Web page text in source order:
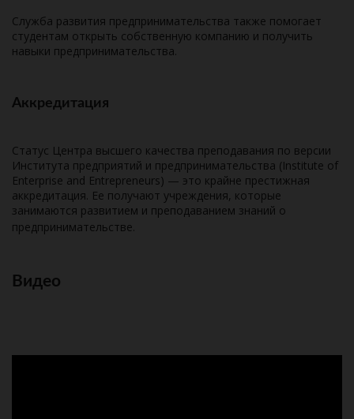
Служба развития предпринимательства также помогает
студентам открыть собственную компанию и получить
навыки предпринимательства.
Аккредитация
Статус Центра высшего качества преподавания по версии
Института предприятий и предпринимательства (Institute of
Enterprise and Entrepreneurs) — это крайне престижная
аккредитация. Ее получают учреждения, которые
занимаются развитием и преподаванием знаний о
предпринимательстве.
Видео